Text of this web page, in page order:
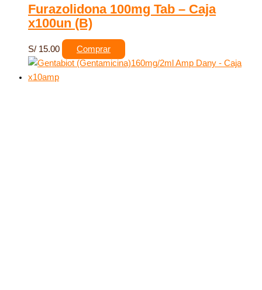
Furazolidona 100mg Tab – Caja
x100un (B)
S/ 15.00 Comprar